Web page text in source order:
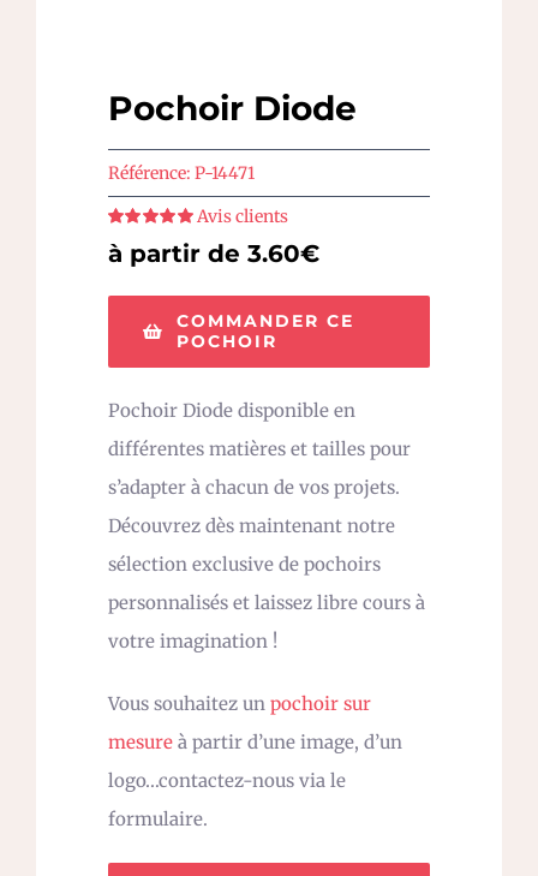
Pochoir Diode
Référence: P-14471
Note sur 5
Avis clients
à partir de 3.60€
COMMANDER CE
POCHOIR
Pochoir Diode disponible en
différentes matières et tailles pour
s’adapter à chacun de vos projets.
Découvrez dès maintenant notre
sélection exclusive de pochoirs
personnalisés et laissez libre cours à
votre imagination !
Vous souhaitez un pochoir sur
mesure à partir d’une image, d’un
logo…contactez-nous via le
formulaire.